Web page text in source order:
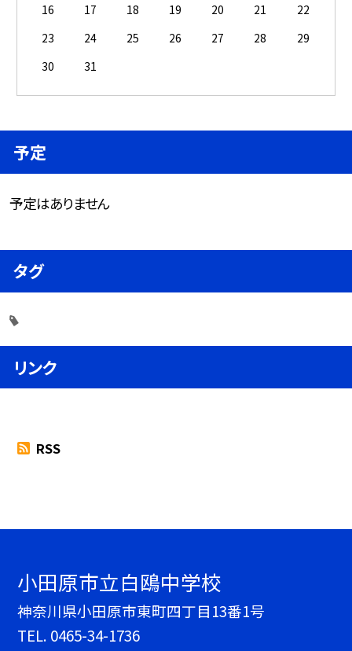
16
17 18 19 20 21
22
23
24 25 26 27 28
29
30
31
予定
予定はありません
タグ
リンク
RSS
小田原市立白鴎中学校
神奈川県小田原市東町四丁目13番1号
TEL. 0465-34-1736